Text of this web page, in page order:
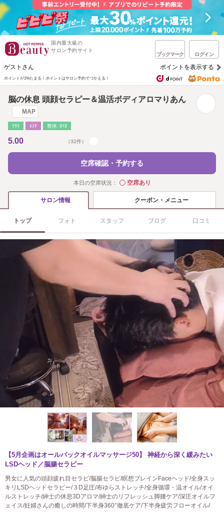
国内最大級の
サロン予約サイト
ブックマーク ログイン
ゲストさん ポイントを表示する
ポイントが1%たまる！ ポイントはサロン予約でつかえる！
脳の休息 頭顔セラピー＆温活ボディアロマりあん
MAP
ﾘﾗｸ ｴｽﾃ 整体･ｶｲﾛ
5.00 （32件）
空席確認・予約する
本日の空席状況： ◯空席あり
サロン情報 クーポン・メニュー
トップ フォト スタッフ ブログ 口コミ
【5月企画はオールバックオイルマッサージ50】 神経から深く緩みたい
LSDヘッド／脳腸セラピー
男女に人気の頭顔疲れ目セラピ/脳腸セラピ/瞑想ブレインFaceヘッド/全身スッ
キリLSDヘッドセラピー/３D足圧/布ゆらストレッチ/全身循環・温オイル/オイ
ルストレッチ/紳士の休息3Dアロマ/紳士のリフレッシュ脚腰ケア/深圧オイルフ
ェイス/妊婦さんの癒しの時間/下半身360°徹底ケア/下半身疲労フローオイル/